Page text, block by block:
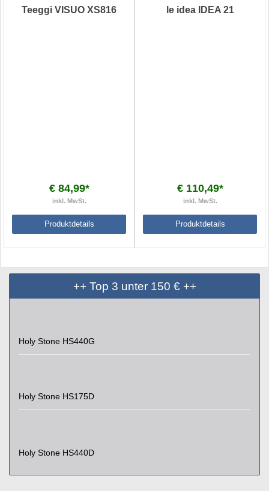
Teeggi VISUO XS816
€ 84,99*
inkl. MwSt.
Produktdetails
le idea IDEA 21
€ 110,49*
inkl. MwSt.
Produktdetails
++ Top 3 unter 150 € ++
Holy Stone HS440G
Holy Stone HS175D
Holy Stone HS440D